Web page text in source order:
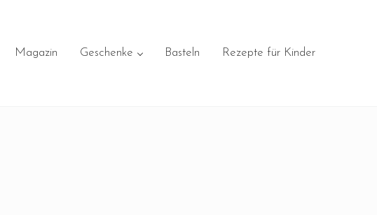
Magazin Geschenke Basteln Rezepte für Kinder